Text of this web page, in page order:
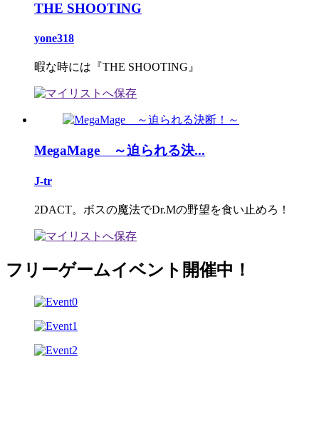
THE SHOOTING
yone318
暇な時には『THE SHOOTING』
MegaMage ～迫られる決...
J-tr
2DACT。ボスの魔法でDr.Mの野望を食い止めろ！
フリーゲームイベント開催中！